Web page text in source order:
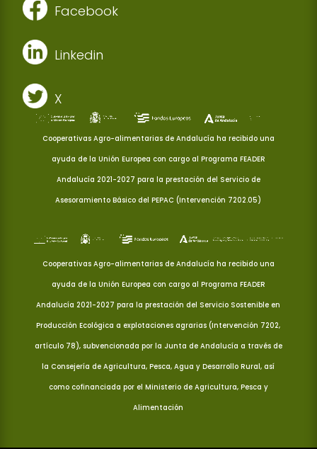
Facebook
Linkedin
X
Cooperativas Agro-alimentarias de Andalucía ha recibido una
ayuda de la Unión Europea con cargo al Programa FEADER
Andalucía 2021-2027 para la prestación del Servicio de
Asesoramiento Básico del PEPAC (Intervención 7202.05)
Cooperativas Agro-alimentarias de Andalucía ha recibido una
ayuda de la Unión Europea con cargo al Programa FEADER
Andalucía 2021-2027 para la prestación del Servicio Sostenible en
Producción Ecológica a explotaciones agrarias (Intervención 7202,
artículo 78), subvencionada por la Junta de Andalucía a través de
la Consejería de Agricultura, Pesca, Agua y Desarrollo Rural, así
como cofinanciada por el Ministerio de Agricultura, Pesca y
Alimentación